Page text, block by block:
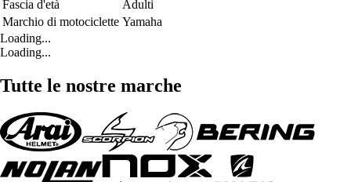
Fascia d'età
Adulti
Marchio di motociclette Yamaha
Loading...
Loading...
Tutte le nostre marche